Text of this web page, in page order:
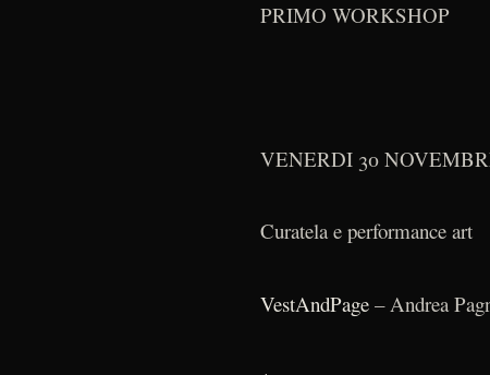
PRIMO WORKSHOP
VENERDI 30
Curatela e performance art
VestAndPage – Andrea